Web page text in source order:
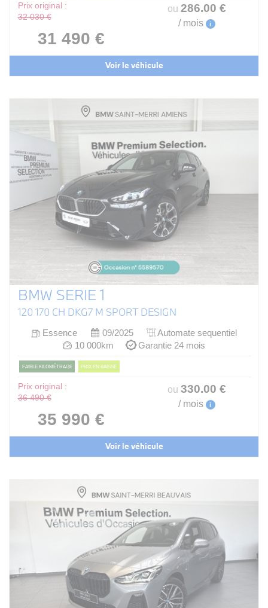
Prix original :
32 030 €
31 490 €
ou 286.00 €
/ mois i
Voir le véhicule
BMW SERIE 1
120 170 CH DKG7 M SPORT DESIGN
Essence 09/2025
Automate sequentiel
10 000km
Garantie 24 mois
FAIBLE KILOMÉTRAGE PRIX EN BAISSE
Prix original :
36 490 €
35 990 €
ou 330.00 €
/ mois i
Voir le véhicule